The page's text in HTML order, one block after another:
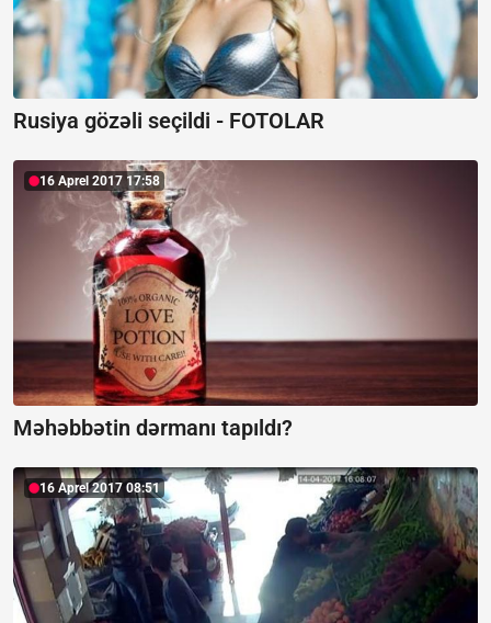
Rusiya gözəli seçildi - FOTOLAR
16 Aprel 2017 17:58
Məhəbbətin dərmanı tapıldı?
16 Aprel 2017 08:51